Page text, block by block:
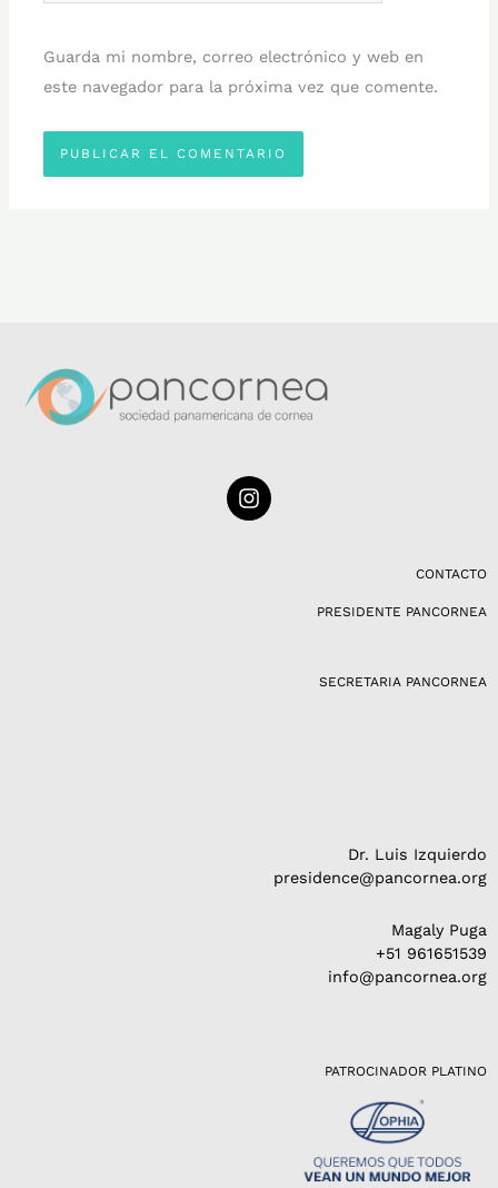
Guarda mi nombre, correo electrónico y web en
este navegador para la próxima vez que comente.
I
n
CONTACTO
PRESIDENTE PANCORNEA
SECRETARIA PANCORNEA
Dr. Luis Izquierdo
presidence@pancornea.org
Magaly Puga
+51 961651539
info@pancornea.org
PATROCINADOR PLATINO